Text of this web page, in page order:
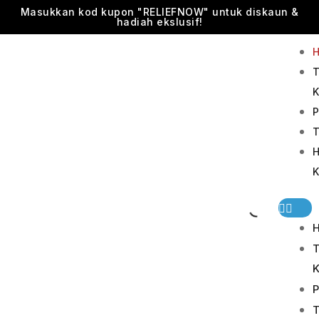
SkipMasukkan kod kupon "RELIEFNOW" untuk diskaun &
hadiah ekslusif!